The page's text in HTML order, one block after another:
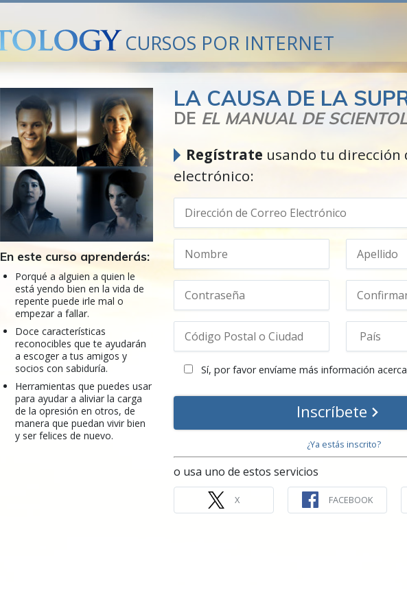
CURSOS POR INTERNET
LA CAUSA DE LA
DE EL MANUAL DE
Regístrate usando tu dirección
electrónico:
Sí, por favor envíame más información
Inscríbete
¿Ya estás inscrito?
o usa uno de estos servicios
X FACEBOOK
En este curso aprenderás:
Porqué a alguien a quien le
está yendo bien en la vida de
repente puede irle mal o
empezar a fallar.
Doce características
reconocibles que te ayudarán
a escoger a tus amigos y
socios con sabiduría.
Herramientas que puedes usar
para ayudar a aliviar la carga
de la opresión en otros, de
manera que puedan vivir bien
y ser felices de nuevo.